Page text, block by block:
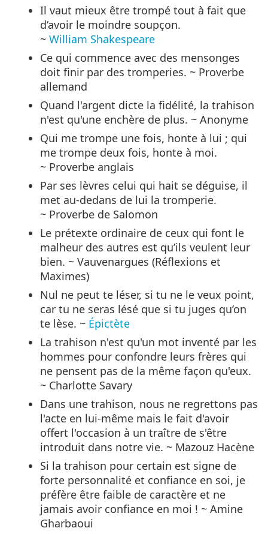
Il vaut mieux être trompé tout à fait que
d‘avoir le moindre soupçon.
~William Shakespeare
Ce qui commence avec des mensonges
doit finir par des tromperies. ~ Proverbe
allemand
Quand l'argent dicte la fidélité, la trahison
n'est qu'une enchère de plus. ~ Anonyme
Qui me trompe une fois, honte à lui ; qui
me trompe deux fois, honte à moi.
~ Proverbe anglais
Par ses lèvres celui qui hait se déguise, il
met au-dedans de lui la tromperie.
~ Proverbe de Salomon
Le prétexte ordinaire de ceux qui font le
malheur des autres est qu’ils veulent leur
bien. ~ Vauvenargues (Réflexions et
Maximes)
Nul ne peut te léser, si tu ne le veux point,
car tu ne seras lésé que si tu juges qu‘on
te lèse. ~ Épictète
La trahison n'est qu'un mot inventé par les
hommes pour confondre leurs frères qui
ne pensent pas de la même façon qu'eux.
~ Charlotte Savary
Dans une trahison, nous ne regrettons pas
l'acte en lui-même mais le fait d'avoir
offert l'occasion à un traître de s'être
introduit dans notre vie. ~ Mazouz Hacène
Si la trahison pour certain est signe de
forte personnalité et confiance en soi, je
préfère être faible de caractère et ne
jamais avoir confiance en moi ! ~ Amine
Gharbaoui